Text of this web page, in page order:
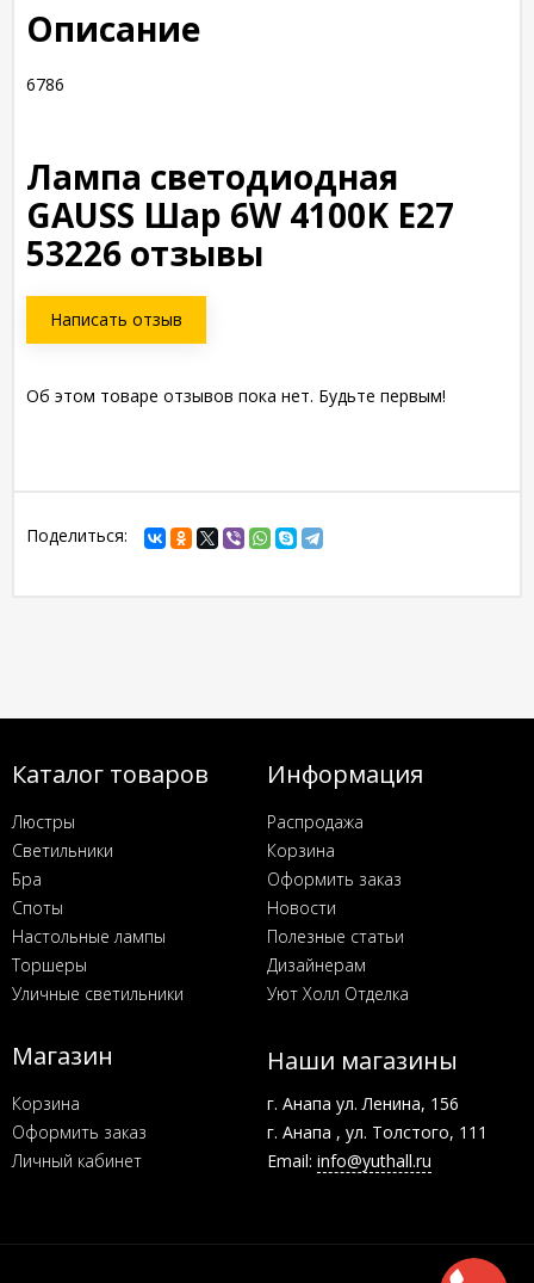
Описание
6786
Лампа светодиодная
GAUSS Шар 6W 4100K E27
53226 отзывы
Написать отзыв
Об этом товаре отзывов пока нет. Будьте первым!
Поделиться:
Каталог товаров
Люстры
Светильники
Бра
Споты
Настольные лампы
Торшеры
Уличные светильники
Информация
Распродажа
Корзина
Оформить заказ
Новости
Полезные статьи
Дизайнерам
Уют Холл Отделка
Магазин
Корзина
Оформить заказ
Личный кабинет
Наши магазины
г. Анапа ул. Ленина, 156
г. Анапа , ул. Толстого, 111
Email: info@yuthall.ru